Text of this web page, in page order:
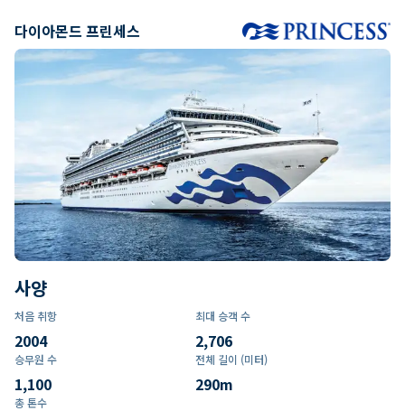
다이아몬드 프린세스
사양
처음 취항
2004
최대 승객 수
2,706
승무원 수
1,100
전체 길이 (미터)
290m
총 톤수